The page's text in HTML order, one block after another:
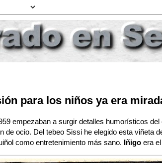
para los niños ya era
empezaban a surgir detalles humorísticos
de ocio. Del tebeo Sissi he elegido esta viñeta
como entretenimiento más sano. Iñigo era